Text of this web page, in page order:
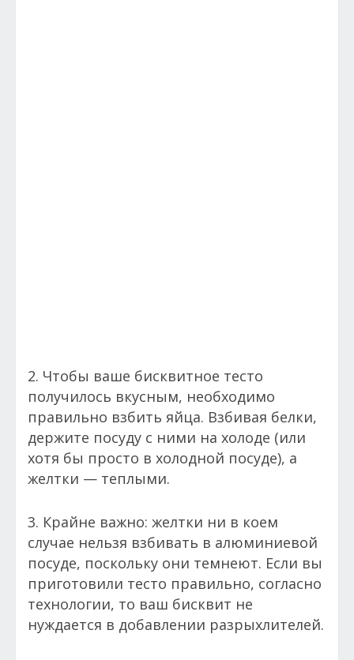
2. Чтобы ваше бисквитное тесто
получилось вкусным, необходимо
правильно взбить яйца. Взбивая белки,
держите посуду с ними на холоде (или
хотя бы просто в холодной посуде), а
желтки — теплыми.
3. Крайне важно: желтки ни в коем
случае нельзя взбивать в алюминиевой
посуде, поскольку они темнеют. Если вы
приготовили тесто правильно, согласно
технологии, то ваш бисквит не
нуждается в добавлении разрыхлителей.